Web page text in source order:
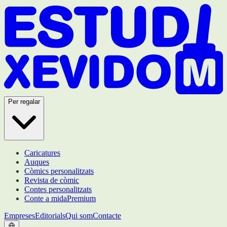
Per regalar
Caricatures
Auques
Còmics personalitzats
Revista de còmic
Contes personalitzats
Conte a midaPremium
EmpresesEditorialsQui somContacte